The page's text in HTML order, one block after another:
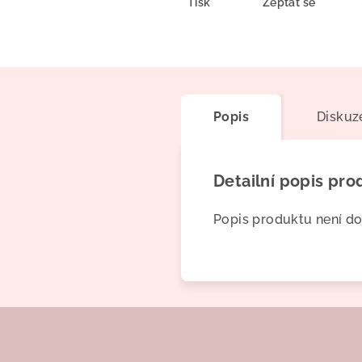
Tisk Zeptat se
Popis
Detailní popis
Popis produktu není